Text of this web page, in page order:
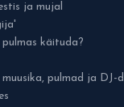
ja mujal
käituda?
pulmad ja DJ-d